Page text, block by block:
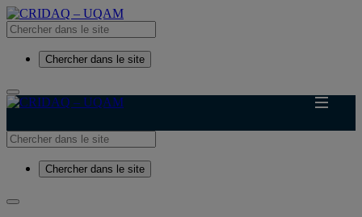
Chercher dans le site
Chercher dans le site